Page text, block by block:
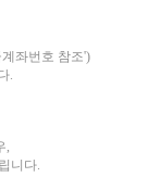
좌번호 참조')
.
,
니다.